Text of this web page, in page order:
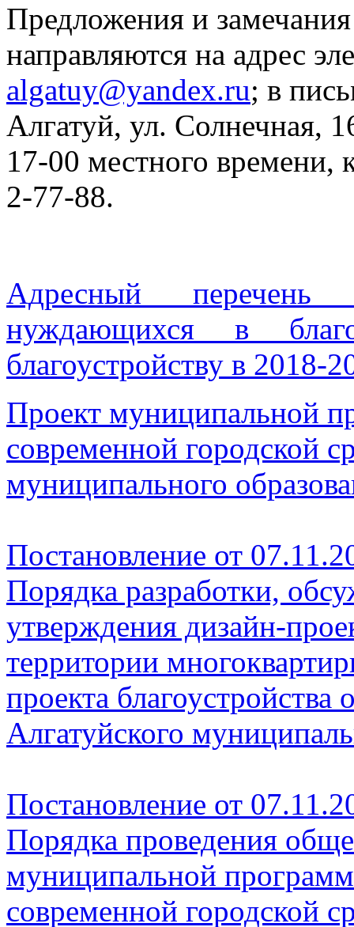
Предложения и
направляются на адрес
algatuy@yandex.ru; в
Алгатуй, ул. Солнечная,
17-00 местного времени,
2-77-88.
Адресный перечень
нуждающихся в
благоустройству в 2018-
Проект муниципальной
современной городской
муниципального
Постановление от
Порядка разработки,
утверждения дизайн-
территории
проекта
Алгатуйского
Постановление от
Порядка проведения
муниципальной
современной городской